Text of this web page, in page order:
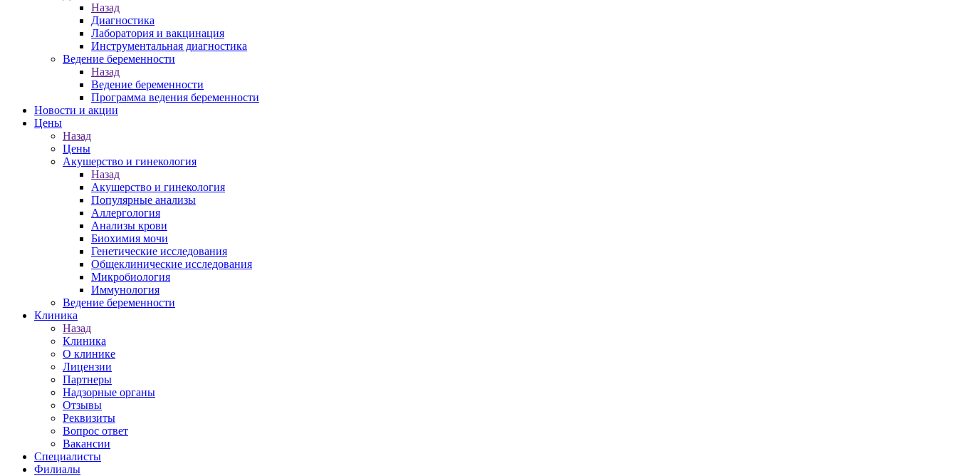
Назад
Диагностика
Лаборатория и вакцинация
Инструментальная диагностика
Ведение беременности
Назад
Ведение беременности
Программа ведения беременности
Новости и акции
Цены
Назад
Цены
Акушерство и гинекология
Назад
Акушерство и гинекология
Популярные анализы
Аллергология
Анализы крови
Биохимия мочи
Генетические исследования
Общеклинические исследования
Микробиология
Иммунология
Ведение беременности
Клиника
Назад
Клиника
О клинике
Лицензии
Партнеры
Надзорные органы
Отзывы
Реквизиты
Вопрос ответ
Вакансии
Специалисты
Филиалы